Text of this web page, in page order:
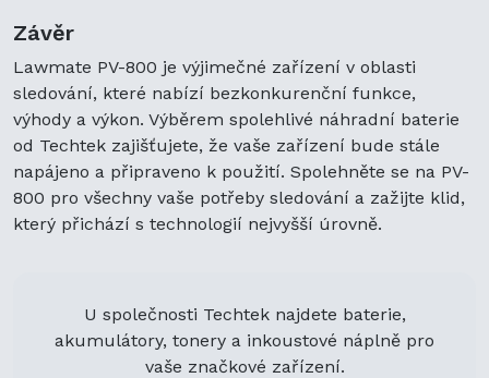
Závěr
Lawmate PV-800 je výjimečné zařízení v oblasti
sledování, které nabízí bezkonkurenční funkce,
výhody a výkon. Výběrem spolehlivé náhradní baterie
od Techtek zajišťujete, že vaše zařízení bude stále
napájeno a připraveno k použití. Spolehněte se na PV-
800 pro všechny vaše potřeby sledování a zažijte klid,
který přichází s technologií nejvyšší úrovně.
U společnosti Techtek najdete baterie,
akumulátory, tonery a inkoustové náplně pro
vaše značkové zařízení.